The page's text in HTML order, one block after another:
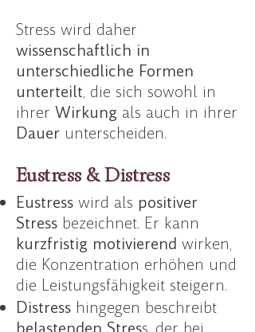
Stress wird daher
wissenschaftlich in
unterschiedliche Formen
unterteilt, die sich sowohl in
ihrer Wirkung als auch in ihrer
Dauer unterscheiden.
Eustress & Distress
Eustress wird als positiver
Stress bezeichnet. Er kann
kurzfristig motivierend wirken,
die Konzentration erhöhen und
die Leistungsfähigkeit steigern.
Distress hingegen beschreibt